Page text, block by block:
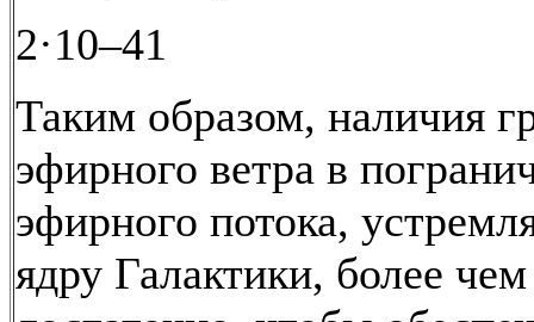
2·10–41
Таким образом, наличия
эфирного ветра в
эфирного потока,
ядру Галактики, более чем